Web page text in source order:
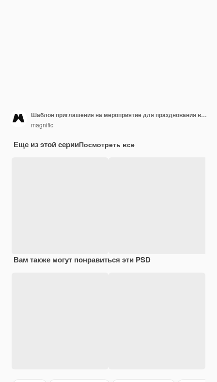
Шаблон приглашения на мероприятие для празднования всемирного дня музыки
magnific
Еще из этой серииПосмотреть все
Вам также могут понравиться эти PSD